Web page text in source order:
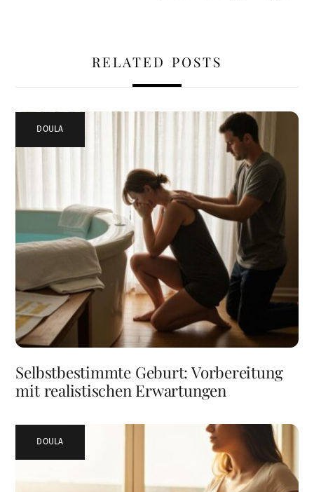
RELATED POSTS
DOULA
Selbstbestimmte Geburt: Vorbereitung
mit realistischen Erwartungen
DOULA